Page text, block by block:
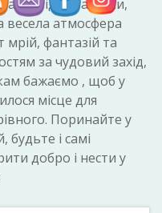
відео загадки,
весела атмосфера
мрій, фантазій та
за чудовий захід,
бажаємо , щоб у
місце для
Поринайте у
будьте і самі
добро і нести у